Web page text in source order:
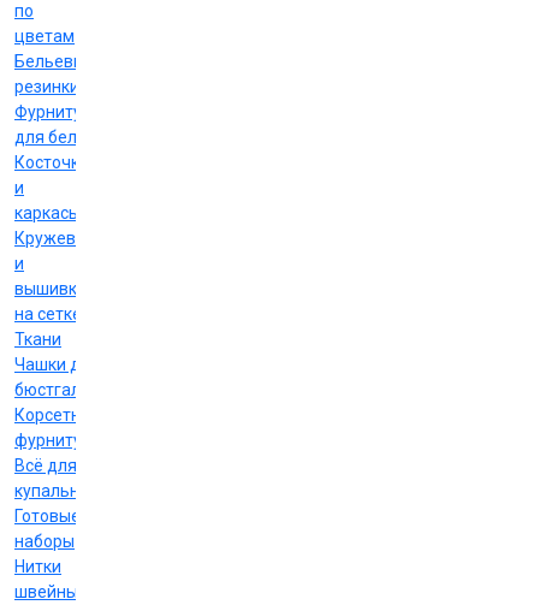
по
цветам
Бельевые
резинки
Фурнитура
для белья
Косточки
и
каркасы
Кружево
и
вышивка
на сетке
Ткани
Чашки для
бюстгальтеров
Корсетная
фурнитура
Всё для
купальников
Готовые
наборы
Нитки
швейные